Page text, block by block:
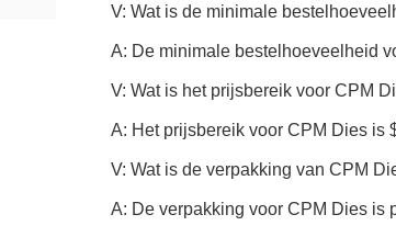
V: Wat is de minimale
A: De minimale bestelhoeveelheid
V: Wat is het prijsbereik voor CPM
A: Het prijsbereik voor CPM Dies is
V: Wat is de verpakking van CPM
A: De verpakking voor CPM Dies is